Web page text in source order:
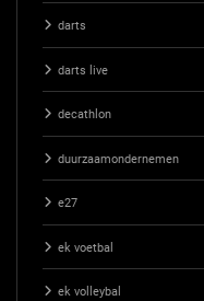
darts
darts live
decathlon
duurzaamondernemen
e27
ek voetbal
ek volleybal